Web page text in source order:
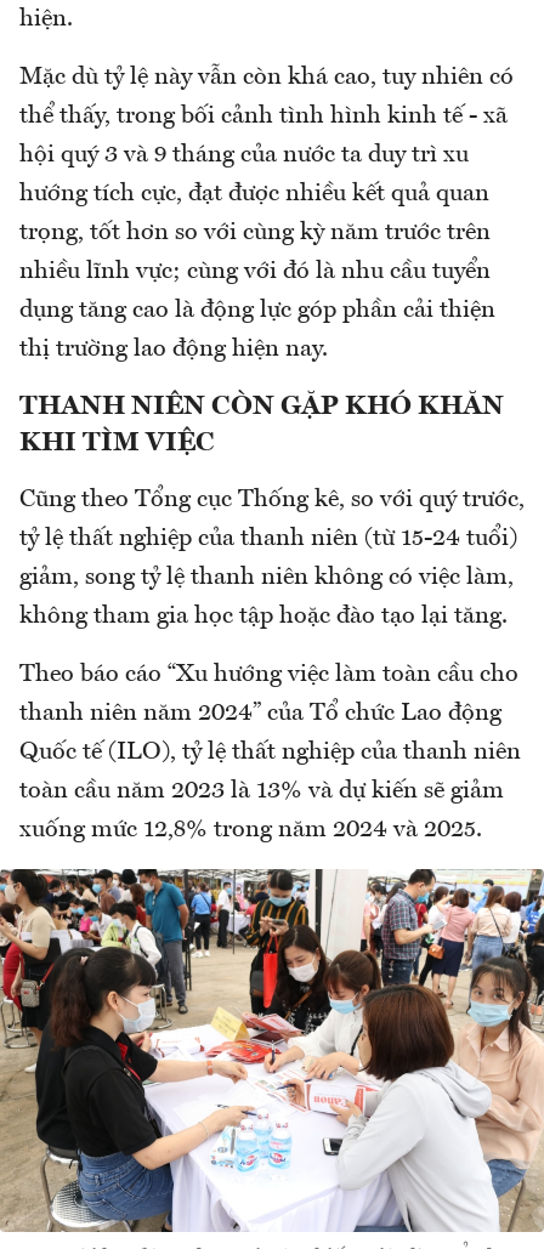
hiện.
Mặc dù tỷ lệ này vẫn còn khá cao, tuy nhiên có
thể thấy, trong bối cảnh tình hình kinh tế - xã
hội quý 3 và 9 tháng của nước ta duy trì xu
hướng tích cực, đạt được nhiều kết quả quan
trọng, tốt hơn so với cùng kỳ năm trước trên
nhiều lĩnh vực; cùng với đó là nhu cầu tuyển
dụng tăng cao là động lực góp phần cải thiện
thị trường lao động hiện nay.
THANH NIÊN CÒN GẶP KHÓ KHĂN
KHI TÌM VIỆC
Cũng theo Tổng cục Thống kê, so với quý trước,
tỷ lệ thất nghiệp của thanh niên (từ 15-24 tuổi)
giảm, song tỷ lệ thanh niên không có việc làm,
không tham gia học tập hoặc đào tạo lại tăng.
Theo báo cáo “Xu hướng việc làm toàn cầu cho
thanh niên năm 2024” của Tổ chức Lao động
Quốc tế (ILO), tỷ lệ thất nghiệp của thanh niên
toàn cầu năm 2023 là 13% và dự kiến sẽ giảm
xuống mức 12,8% trong năm 2024 và 2025.